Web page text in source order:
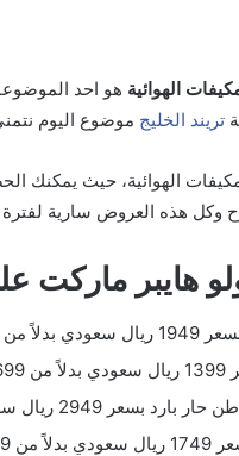
الهوائية هو احد
تريند الخليج موضوع اليوم
الهوائية، حيث يمكنك
وكل هذه العروض سارية
ماركت